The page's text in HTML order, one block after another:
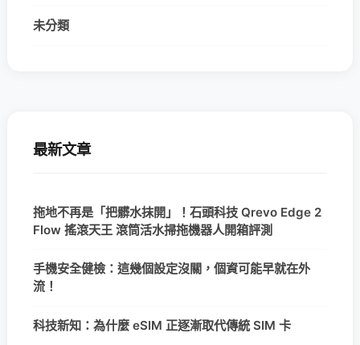
未分類
最新文章
拖地不再是「把髒水抹開」！石頭科技 Qrevo Edge 2
Flow 搖滾天王 滾筒活水掃拖機器人開箱評測
手機安全健檢：這幾個設定沒關，個資可能早就在外
流！
科技新知：為什麼 eSIM 正逐漸取代傳統 SIM 卡